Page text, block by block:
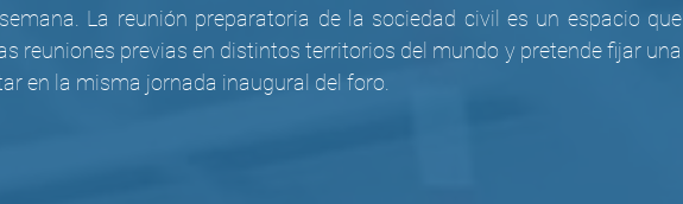
La reunión preparatoria de la sociedad civil es un espacio que
reuniones previas en distintos territorios del mundo y pretende fijar una
en la misma jornada inaugural del foro.